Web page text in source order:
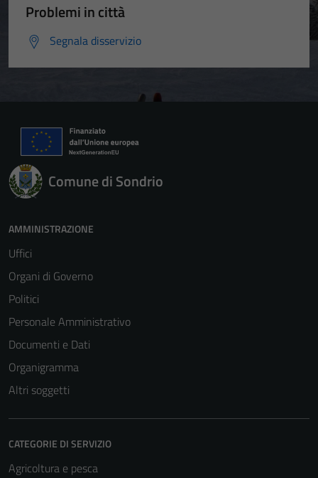
Problemi in città
Segnala disservizio
Comune di Sondrio
AMMINISTRAZIONE
Uffici
Organi di Governo
Politici
Personale Amministrativo
Documenti e Dati
Organigramma
Altri soggetti
CATEGORIE DI SERVIZIO
Agricoltura e pesca